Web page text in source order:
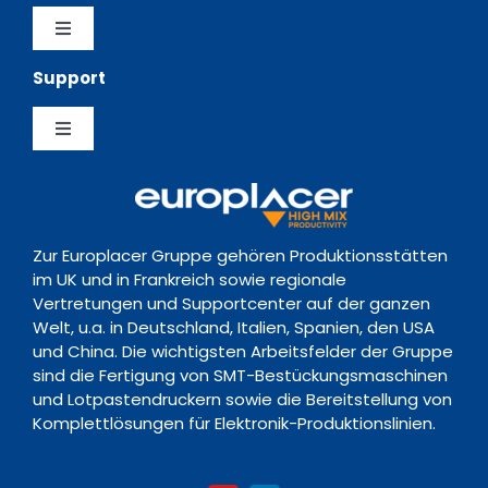
Software
Feeder
Vertretungen
Datenschutzerklärung
Toggle
Navigation
Erfahrungsberichte
Nachrichten
Support
Toggle
Downloads
Schulungsakademie
Zur Europlacer Gruppe gehören Produktionsstätten
im UK und in Frankreich sowie regionale
Vertretungen und Supportcenter auf der ganzen
Welt, u.a. in Deutschland, Italien, Spanien, den USA
und China. Die wichtigsten Arbeitsfelder der Gruppe
sind die Fertigung von SMT-Bestückungsmaschinen
und Lotpastendruckern sowie die Bereitstellung von
Komplettlösungen für Elektronik-Produktionslinien.